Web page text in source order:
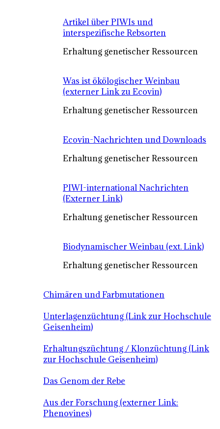
Artikel über PIWIs und
interspezifische Rebsorten
Erhaltung genetischer Ressourcen
Was ist ökölogischer Weinbau
(externer Link zu Ecovin)
Erhaltung genetischer Ressourcen
Ecovin-Nachrichten und Downloads
Erhaltung genetischer Ressourcen
PIWI-international Nachrichten
(Externer Link)
Erhaltung genetischer Ressourcen
Biodynamischer Weinbau (ext. Link)
Erhaltung genetischer Ressourcen
Chimären und Farbmutationen
Unterlagenzüchtung (Link zur Hochschule
Geisenheim)
Erhaltungszüchtung / Klonzüchtung (Link
zur Hochschule Geisenheim)
Das Genom der Rebe
Aus der Forschung (externer Link:
Phenovines)